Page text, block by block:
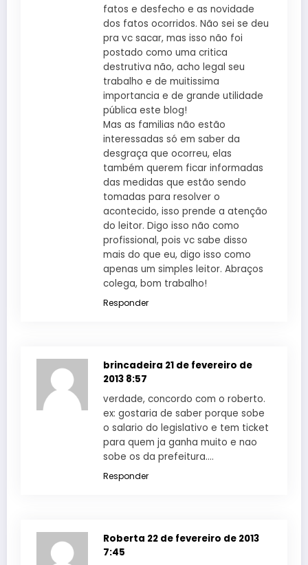
fatos e desfecho e as novidade
dos fatos ocorridos. Não sei se deu
pra vc sacar, mas isso não foi
postado como uma critica
destrutiva não, acho legal seu
trabalho e de muitissima
importancia e de grande utilidade
pública este blog!
Mas as familias não estão
interessadas só em saber da
desgraça que ocorreu, elas
também querem ficar informadas
das medidas que estão sendo
tomadas para resolver o
acontecido, isso prende a atenção
do leitor. Digo isso não como
profissional, pois vc sabe disso
mais do que eu, digo isso como
apenas um simples leitor. Abraços
colega, bom trabalho!
Responder
brincadeira 21 de fevereiro de
2013 8:57
verdade, concordo com o roberto.
ex: gostaria de saber porque sobe
o salario do legislativo e tem ticket
para quem ja ganha muito e nao
sobe os da prefeitura….
Responder
Roberta 22 de fevereiro de 2013
7:45